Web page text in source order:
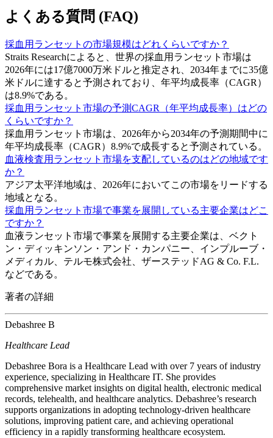
よくある質問 (FAQ)
採血用ランセットの市場規模はどれくらいですか？
Straits Researchによると、世界の採血用ランセット市場は
2026年には17億7000万米ドルと推定され、2034年までに35億
米ドルに達すると予測されており、年平均成長率（CAGR）
は8.9%である。
採血用ランセット市場の予測CAGR（年平均成長率）はどの
くらいですか？
採血用ランセット市場は、2026年から2034年の予測期間中に
年平均成長率（CAGR）8.9%で成長すると予測されている。
血液検査用ランセット市場を支配しているのはどの地域です
か？
アジア太平洋地域は、2026年においてこの市場をリードする
地域となる。
採血用ランセット市場で事業を展開している主要企業はどこ
ですか？
血液ランセット市場で事業を展開する主要企業は、ベクト
ン・ディッキンソン・アンド・カンパニー、インプルーブ・
メディカル、テルモ株式会社、ザーステッドAG & Co. F.L.
などである。
著者の詳細
Debashree B
Healthcare Lead
Debashree Bora is a Healthcare Lead with over 7 years of industry
experience, specializing in Healthcare IT. She provides
comprehensive market insights on digital health, electronic medical
records, telehealth, and healthcare analytics. Debashree’s research
supports organizations in adopting technology-driven healthcare
solutions, improving patient care, and achieving operational
efficiency in a rapidly transforming healthcare ecosystem.